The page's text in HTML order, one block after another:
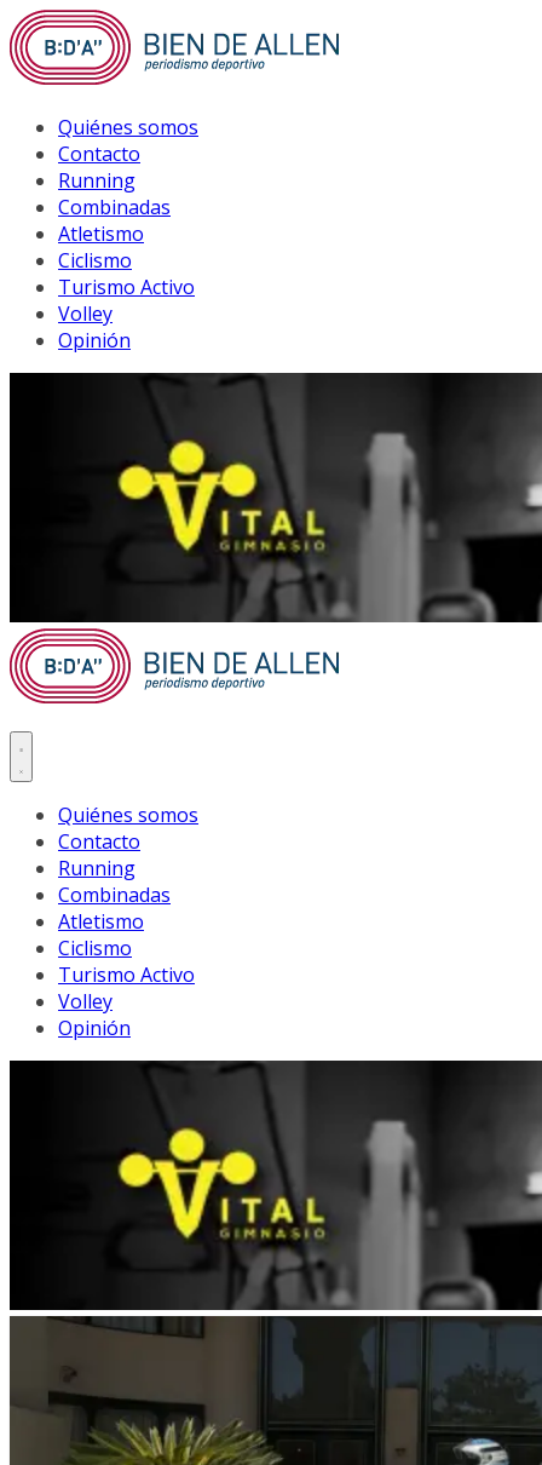
Saltar
al
contenido
Quiénes somos
Contacto
Running
Combinadas
Atletismo
Ciclismo
Turismo Activo
Volley
Opinión
Quiénes somos
Contacto
Running
Combinadas
Atletismo
Ciclismo
Turismo Activo
Volley
Opinión